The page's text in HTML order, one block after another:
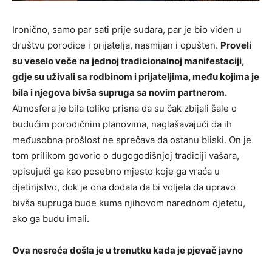
Ironično, samo par sati prije sudara, par je bio viđen u
društvu porodice i prijatelja, nasmijan i opušten. Proveli
su veselo veče na jednoj tradicionalnoj manifestaciji,
gdje su uživali sa rodbinom i prijateljima, među kojima je
bila i njegova bivša supruga sa novim partnerom.
Atmosfera je bila toliko prisna da su čak zbijali šale o
budućim porodičnim planovima, naglašavajući da ih
međusobna prošlost ne sprečava da ostanu bliski. On je
tom prilikom govorio o dugogodišnjoj tradiciji vašara,
opisujući ga kao posebno mjesto koje ga vraća u
djetinjstvo, dok je ona dodala da bi voljela da upravo
bivša supruga bude kuma njihovom narednom djetetu,
ako ga budu imali.
Ova nesreća došla je u trenutku kada je pjevač javno